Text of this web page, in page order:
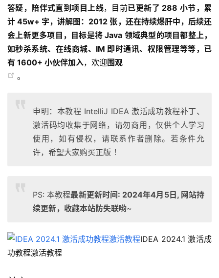
答疑，陪伴式直到项目上线，目前已更新了 288 小节，累
计 45w+ 字，讲解图：2012 张，还在持续爆肝中，后续还
会上新更多项目，目标是将 Java 领域典型的项目都整上，
如秒杀系统、在线商城、IM 即时通讯、权限管理等等，已
有 1600+ 小伙伴加入，欢迎 围观
。
申明：本教程 IntelliJ IDEA 激活成功教程补丁、
激活码均收集于网络，请勿商用，仅供个人学习
使用，如有侵权，请联系作者删除。若条件允
许，希望大家购买正版 ！
PS: 本教程最新更新时间: 2024年4月5日, 网站持
续更新，收藏本站防失联哟~
IDEA 2024.1 激活成
功教程激活教程